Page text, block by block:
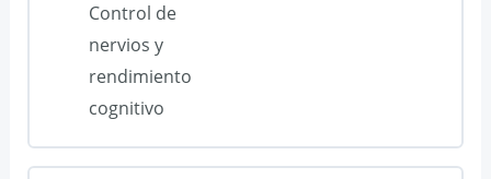
Control de
nervios y
rendimiento
cognitivo